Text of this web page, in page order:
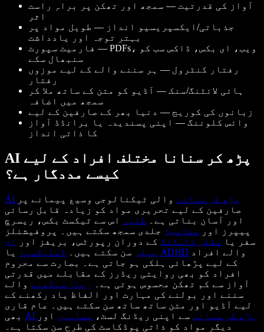
آواز کی قدرتیت — سمجھ اور تھکن پر براہِ راست
اثر
جذباتی/ایکسپریسیو انداز — طویل مواد پر
بہتر توجہ اور یادداشت
فارمیٹ سپورٹ — PDFs، ویب، ای بکس، ڈاکس سب کو
سنبھال سکے
رفتار کنٹرول — ہر سننے والے کے لیے موزوں
رفتار
ہائی لائٹنگ/سنک — آڈیو کو متن کے ساتھ ملا کر
سمجھ میں اضافہ
زبانوں کی کوریج — دنیا بھر کے صارفین کے لیے
وائس کلوننگ — اپنی پسندیدہ یا برانڈڈ آواز
کا ذاتی انداز
AI پڑھ کر سنانا مختلف افراد کے لیے
کیسے مددگار ہے؟
AI پڑھ کر سنانے والی ٹیکنالوجی وسیع پیمانے پر
صارفین کے لیے تحریری مواد کو زیادہ قابل رسائی
اور آسان بناتی ہے۔
طلبہ
اس سے ٹیکسٹ بکس، ریسرچ
پیپرز اور
مضامین جلدی سمجھ سکتے ہیں۔ پروفیشنلز
سفر یا
ملٹی ٹاسکنگ کے دوران رپورٹس، بریفز اور
ای
میلز سن سکتے ہیں۔ ڈسلیکسیا ADHD
کے لیے پڑھائی ہلکی ہو جاتی ہے۔ بصارت سے محروم
افراد کو بھی روایتی ریڈرز کے مقابلے میں قدرتی
آواز سے کم تھکن محسوس ہوتی ہے۔
زبان سیکھنے والے
سننے اور بولنے کی مہارت اور الفاظ یاد رکھنے کے
لیے آڈیو اور متن ساتھ ساتھ سن سکتے ہیں۔ عام قاری
AI پڑھ کر سنانے سے اپنی ریڈنگ لسٹ، مضامین اور
دیگر مواد کو ذاتی پوڈکاسٹ کی طرح سن سکتا ہے۔